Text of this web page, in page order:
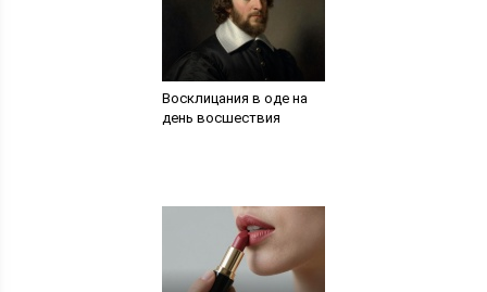
Восклицания в оде на
день восшествия